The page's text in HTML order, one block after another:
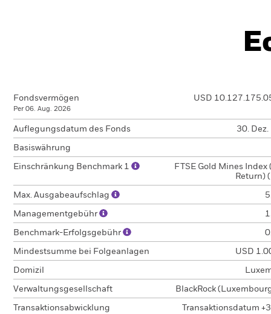
Fondsvermögen
Per 06. Aug. 2026
USD
Auflegungsdatum des Fonds 30.
Basiswährung
Einschränkung Benchmark 1
FTSE Gold Mines Index
Return)
Max. Ausgabeaufschlag
Managementgebühr
Benchmark-Erfolgsgebühr
Mindestsumme bei Folgeanlagen USD
Domizil
Verwaltungsgesellschaft BlackRock
Transaktionsabwicklung Transaktionsdatum